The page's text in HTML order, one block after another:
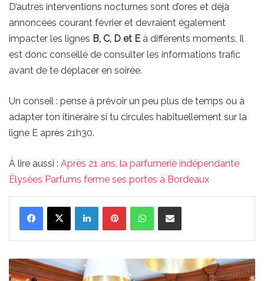
D’autres interventions nocturnes sont d’ores et déjà
annoncées courant février et devraient également
impacter les lignes B, C, D et Eà différents moments. Il
est donc conseillé de consulter les informations trafic
avant de te déplacer en soirée.
Un conseil : pense à prévoir un peu plus de temps ou à
adapter ton itinéraire si tu circules habituellement sur la
ligne E après 21h30.
À lire aussi : Après 21 ans, la parfumerie indépendante
Élysées Parfums ferme ses portes à Bordeaux
LinkedinPinterestWhatsAppPartager par email
Après
21